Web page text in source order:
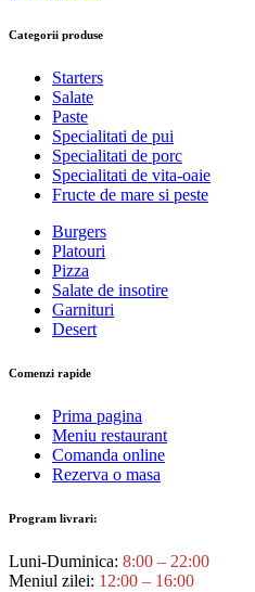
Categorii produse
Starters
Salate
Paste
Specialitati de pui
Specialitati de porc
Specialitati de vita-oaie
Fructe de mare si peste
Burgers
Platouri
Pizza
Salate de insotire
Garnituri
Desert
Comenzi rapide
Prima pagina
Meniu restaurant
Comanda online
Rezerva o masa
Program livrari:
Luni-Duminica: 8:00 – 22:00
Meniul zilei: 12:00 – 16:00